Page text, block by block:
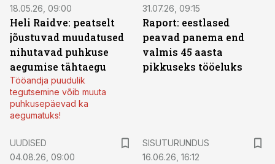
18.05.26, 09:00
Heli Raidve: peatselt
jõustuvad muudatused
nihutavad puhkuse
aegumise tähtaegu
Tööandja puudulik
tegutsemine võib muuta
puhkusepäevad ka
aegumatuks!
31.07.26, 09:15
Raport: eestlased
peavad panema end
valmis 45 aasta
pikkuseks tööeluks
UUDISED
04.08.26, 09:00
SISUTURUNDUS
16.06.26, 16:12